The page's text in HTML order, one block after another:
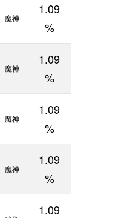
魔神
1.09
%
魔神
1.09
%
魔神
1.09
%
魔神
1.09
%
1.09